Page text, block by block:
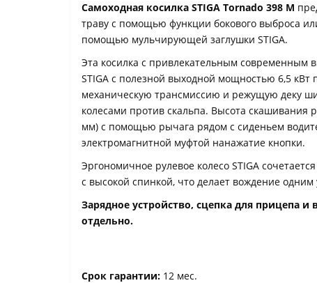
Самоходная косилка STIGA Tornado 398 M
траву с помощью функции бокового выброса
помощью мульчирующей заглушки STIGA.
Эта косилка с привлекательным
STIGA с полезной выходной мощностью 6,5
механическую трансмиссию и режущую деку
колесами против скальпа. Высота скашивания
мм) с помощью рычага рядом с сиденьем
электромагнитной муфтой нанажатие кнопки.
Эргономичное рулевое колесо STIGA
с высокой спинкой, что делает вождение одним
Зарядное устройство, сцепка для прицепа
отдельно.
Срок гарантии: 12 мес.